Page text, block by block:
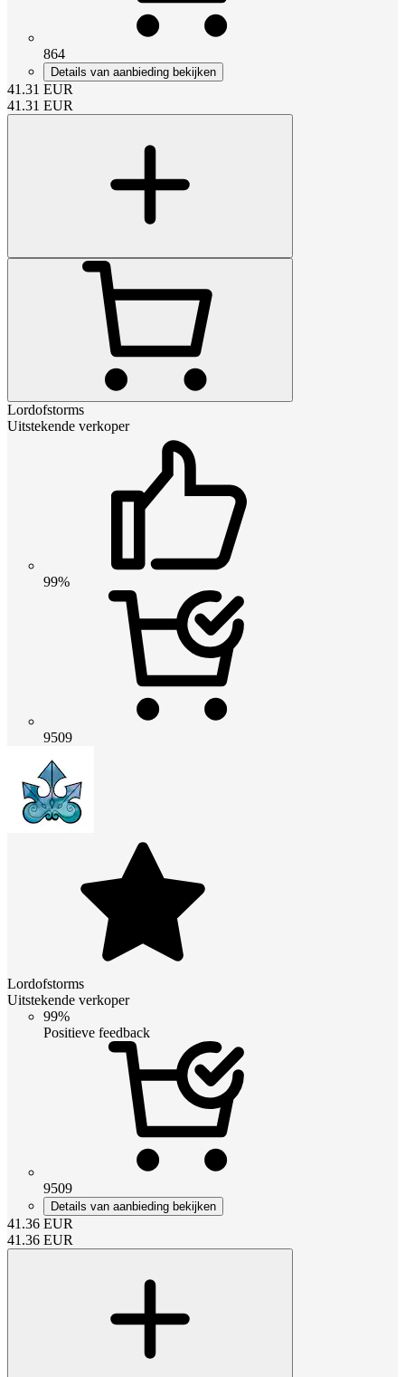
864
Details van aanbieding bekijken
41.31 EUR
41.31 EUR
Lordofstorms
Uitstekende verkoper
99%
9509
Lordofstorms
Uitstekende verkoper
99%
Positieve feedback
9509
Details van aanbieding bekijken
41.36 EUR
41.36 EUR